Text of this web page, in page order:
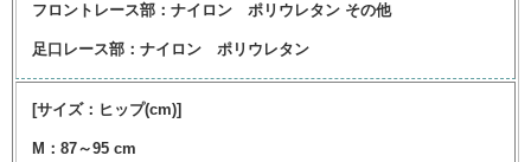
フロントレース部：ナイロン ポリウレタン その他
足口レース部：ナイロン ポリウレタン
[サイズ：ヒップ(cm)]
M：87～95 cm